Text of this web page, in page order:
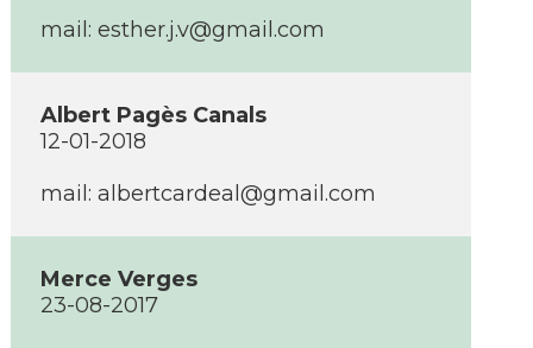
mail: esther.j.v@gmail.com
Albert Pagès Canals
12-01-2018
mail: albertcardeal@gmail.com
Merce Verges
23-08-2017